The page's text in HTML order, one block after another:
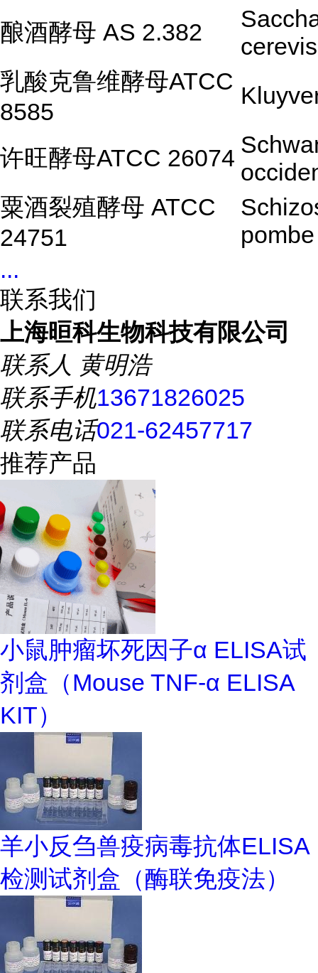
酿酒酵母 AS 2.382
乳酸克鲁维酵母ATCC
8585
许旺酵母ATCC 26074
粟酒裂殖酵母 ATCC
24751
pombe
...
联系我们
上海晅科生物科技有限公司
联系人 黄明浩
联系手机13671826025
联系电话021-62457717
推荐产品
小鼠肿瘤坏死因子α ELISA试
剂盒（Mouse TNF-α ELISA
KIT）
羊小反刍兽疫病毒抗体ELISA
检测试剂盒（酶联免疫法）